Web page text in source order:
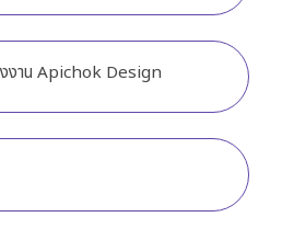
งงาน Apichok Design